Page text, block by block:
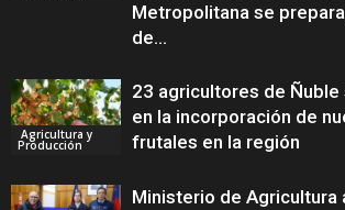
Metropolitana se
de...
Agricultura y
Producción
23 agricultores de
en la incorporación de
frutales en la región
Ministerio de Agricultura